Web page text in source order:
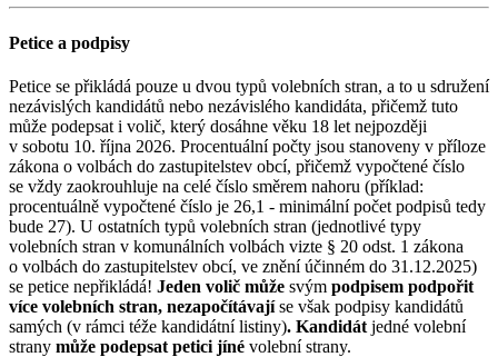
Petice a podpisy
Petice se přikládá pouze u dvou typů volebních stran, a to u sdružení
nezávislých kandidátů nebo nezávislého kandidáta, přičemž tuto
může podepsat i volič, který dosáhne věku 18 let nejpozději
v sobotu 10. října 2026. Procentuální počty jsou stanoveny v příloze
zákona o volbách do zastupitelstev obcí, přičemž vypočtené číslo
se vždy zaokrouhluje na celé číslo směrem nahoru (příklad:
procentuálně vypočtené číslo je 26,1 - minimální počet podpisů tedy
bude 27). U ostatních typů volebních stran (jednotlivé typy
volebních stran v komunálních volbách vizte § 20 odst. 1 zákona
o volbách do zastupitelstev obcí, ve znění účinném do 31.12.2025)
se petice nepřikládá! Jeden volič může svým podpisem podpořit
více volebních stran, nezapočítávajíse však podpisy kandidátů
samých (v rámci téže kandidátní listiny). Kandidát jedné volební
strany může podepsat petici jíné volební strany.